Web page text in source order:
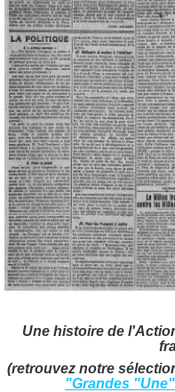
Une histoire de
(retrouvez notre
"Grandes